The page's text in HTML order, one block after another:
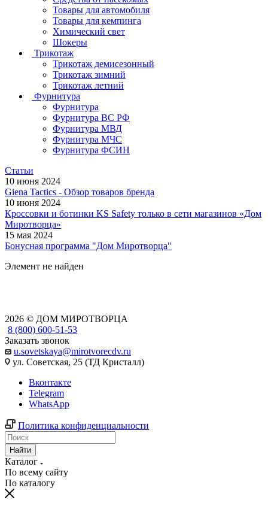
Товары для автомобиля
Товары для кемпинга
Химический свет
Шокеры
Трикотаж
Трикотаж демисезонный
Трикотаж зимний
Трикотаж летний
Фурнитура
Фурнитура
Фурнитура ВС РФ
Фурнитура МВД
Фурнитура МЧС
Фурнитура ФСИН
Статьи
10 июня 2024
Giena Tactics - Обзор товаров бренда
10 июня 2024
Кроссовки и ботинки KS Safety только в сети магазинов «Дом
Миротворца»
15 мая 2024
Бонусная программа "Дом Миротворца"
Элемент не найден
2026 © ДОМ МИРОТВОРЦА
8 (800) 600-51-53
Заказать звонок
u.sovetskaya@mirotvorecdv.ru
ул. Советская, 25 (ТД Кристалл)
Вконтакте
Telegram
WhatsApp
Политика конфиденциальности
Найти
Каталог
По всему сайту
По каталогу